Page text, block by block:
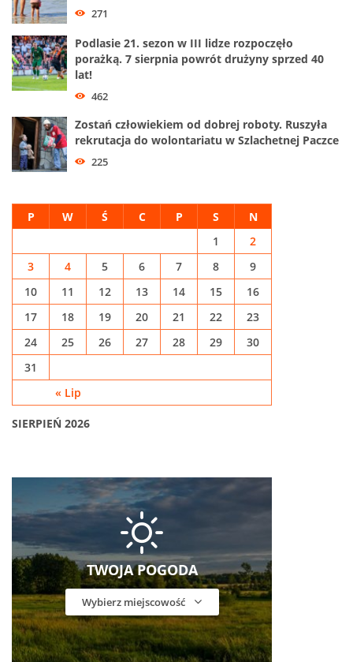
271
Podlasie 21. sezon w III lidze rozpoczęło
porażką. 7 sierpnia powrót drużyny sprzed 40
lat!
462
Zostań człowiekiem od dobrej roboty. Ruszyła
rekrutacja do wolontariatu w Szlachetnej Paczce
225
SIERPIEŃ 2026
P W Ś C P S N
« Lip
1
2
3
4 5 6 7 8
9
10
11 12 13 14 15
16
17
18 19 20 21 22
23
24
25 26 27 28 29
30
31
TWOJA POGODA
Wybierz miejscowość